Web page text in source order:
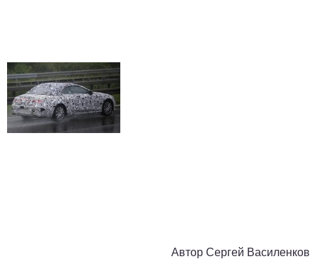
Автор Сергей Василенков